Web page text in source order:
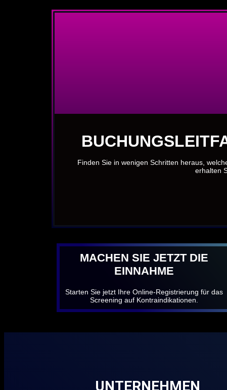
Finden Sie in wenigen Schritten heraus,
erhalten
MACHEN SIE JETZT DIE
EINNAHME
Starten Sie jetzt Ihre Online-Registrierung für das
Screening auf Kontraindikationen.
UNTERNEHMEN